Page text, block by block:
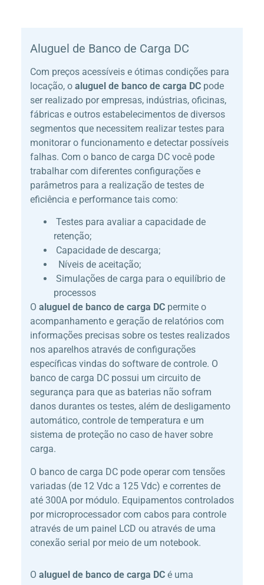
Aluguel de Banco de Carga DC
Com preços acessíveis e ótimas condições para
locação, o aluguel de banco de carga DCpode
ser realizado por empresas, indústrias, oficinas,
fábricas e outros estabelecimentos de diversos
segmentos que necessitem realizar testes para
monitorar o funcionamento e detectar possíveis
falhas. Com o banco de carga DC você pode
trabalhar com diferentes configurações e
parâmetros para a realização de testes de
eficiência e performance tais como:
Testes para avaliar a capacidade de
retenção;
Capacidade de descarga;
Níveis de aceitação;
Simulações de carga para o equilíbrio de
processos
O aluguel de banco de carga DCpermite o
acompanhamento e geração de relatórios com
informações precisas sobre os testes realizados
nos aparelhos através de configurações
específicas vindas do software de controle. O
banco de carga DC possui um circuito de
segurança para que as baterias não sofram
danos durantes os testes, além de desligamento
automático, controle de temperatura e um
sistema de proteção no caso de haver sobre
carga.
O banco de carga DC pode operar com tensões
variadas (de 12 Vdc a 125 Vdc) e correntes de
até 300A por módulo. Equipamentos controlados
por microprocessador com cabos para controle
através de um painel LCD ou através de uma
conexão serial por meio de um notebook.
O aluguel de banco de carga DCé uma